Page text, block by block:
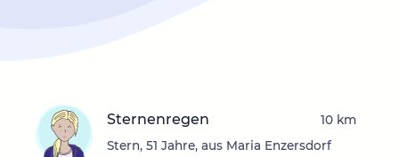
Sternenregen
Stern, 51 Jahre, aus Maria Enzersdorf
10 km